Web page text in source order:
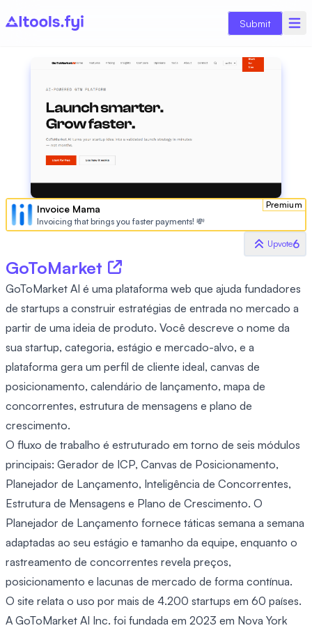
Submit
Premium
Invoice Mama
Invoicing that brings you faster payments! 💸
Upvote6
GoToMarket
GoToMarket AI é uma plataforma web que ajuda fundadores
de startups a construir estratégias de entrada no mercado a
partir de uma ideia de produto. Você descreve o nome da
sua startup, categoria, estágio e mercado-alvo, e a
plataforma gera um perfil de cliente ideal, canvas de
posicionamento, calendário de lançamento, mapa de
concorrentes, estrutura de mensagens e plano de
crescimento.
O fluxo de trabalho é estruturado em torno de seis módulos
principais: Gerador de ICP, Canvas de Posicionamento,
Planejador de Lançamento, Inteligência de Concorrentes,
Estrutura de Mensagens e Plano de Crescimento. O
Planejador de Lançamento fornece táticas semana a semana
adaptadas ao seu estágio e tamanho da equipe, enquanto o
rastreamento de concorrentes revela preços,
posicionamento e lacunas de mercado de forma contínua.
O site relata o uso por mais de 4.200 startups em 60 países.
A GoToMarket AI Inc. foi fundada em 2023 em Nova York